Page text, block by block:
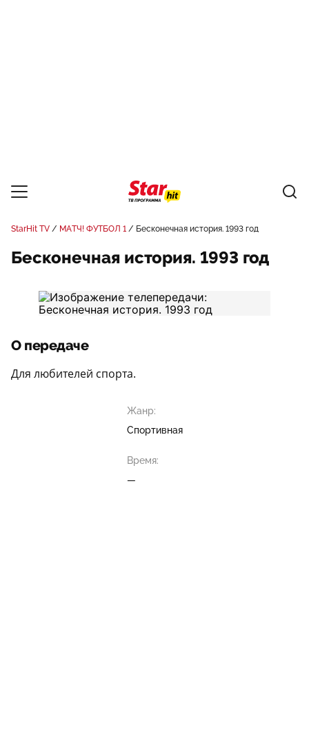
StarHit TV МАТЧ! ФУТБОЛ 1 Бесконечная история. 1993 год
Бесконечная история. 1993 год
О передаче
Для любителей спорта.
Жанр:
Спортивная
Время:
—